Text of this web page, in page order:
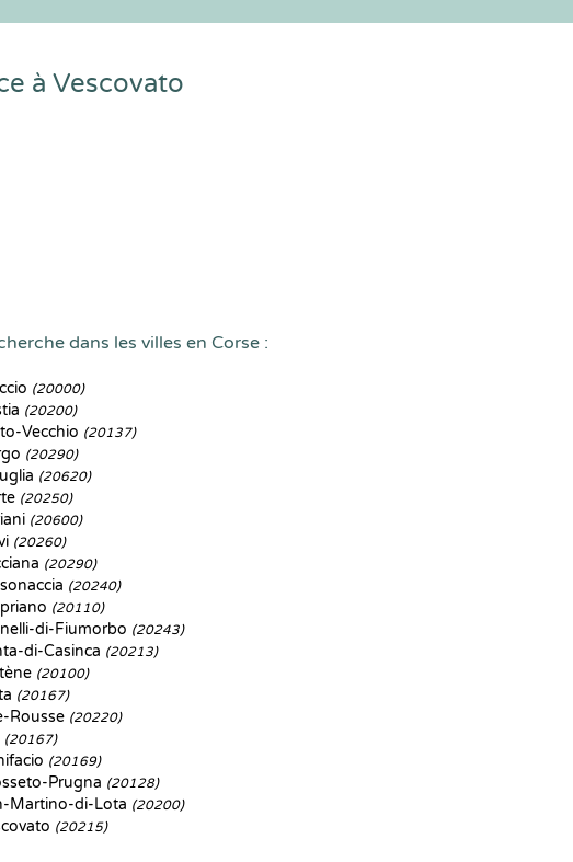
à Vescovato
dans les villes en Corse :
(20000)
(20200)
Vecchio (20137)
(20290)
(20620)
(20250)
(20600)
(20260)
(20290)
(20240)
(20110)
di-Fiumorbo (20243)
di-Casinca (20213)
(20100)
(20167)
Rousse (20220)
(20167)
(20169)
Prugna (20128)
Martino-di-Lota (20200)
(20215)